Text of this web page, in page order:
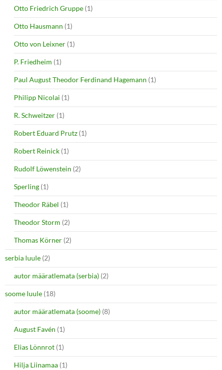
Otto Friedrich Gruppe (1)
Otto Hausmann (1)
Otto von Leixner (1)
P. Friedheim (1)
Paul August Theodor Ferdinand Hagemann (1)
Philipp Nicolai (1)
R. Schweitzer (1)
Robert Eduard Prutz (1)
Robert Reinick (1)
Rudolf Löwenstein (2)
Sperling (1)
Theodor Räbel (1)
Theodor Storm (2)
Thomas Körner (2)
serbia luule (2)
autor määratlemata (serbia) (2)
soome luule (18)
autor määratlemata (soome) (8)
August Favén (1)
Elias Lönnrot (1)
Hilja Liinamaa (1)